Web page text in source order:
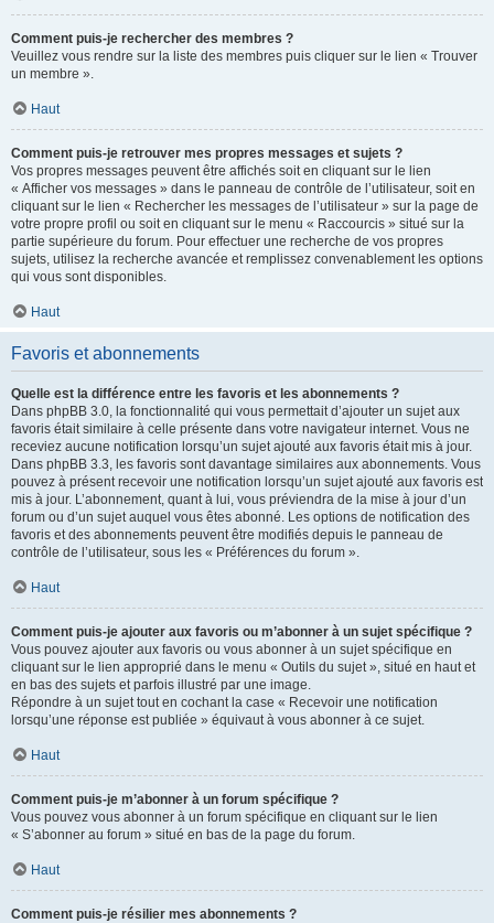
Comment puis-je rechercher des membres ?
Veuillez vous rendre sur la liste des membres puis cliquer sur le lien « Trouver
un membre ».
Haut
Comment puis-je retrouver mes propres messages et sujets ?
Vos propres messages peuvent être affichés soit en cliquant sur le lien
« Afficher vos messages » dans le panneau de contrôle de l’utilisateur, soit en
cliquant sur le lien « Rechercher les messages de l’utilisateur » sur la page de
votre propre profil ou soit en cliquant sur le menu « Raccourcis » situé sur la
partie supérieure du forum. Pour effectuer une recherche de vos propres
sujets, utilisez la recherche avancée et remplissez convenablement les options
qui vous sont disponibles.
Haut
Favoris et abonnements
Quelle est la différence entre les favoris et les abonnements ?
Dans phpBB 3.0, la fonctionnalité qui vous permettait d’ajouter un sujet aux
favoris était similaire à celle présente dans votre navigateur internet. Vous ne
receviez aucune notification lorsqu’un sujet ajouté aux favoris était mis à jour.
Dans phpBB 3.3, les favoris sont davantage similaires aux abonnements. Vous
pouvez à présent recevoir une notification lorsqu’un sujet ajouté aux favoris est
mis à jour. L’abonnement, quant à lui, vous préviendra de la mise à jour d’un
forum ou d’un sujet auquel vous êtes abonné. Les options de notification des
favoris et des abonnements peuvent être modifiés depuis le panneau de
contrôle de l’utilisateur, sous les « Préférences du forum ».
Haut
Comment puis-je ajouter aux favoris ou m’abonner à un sujet spécifique ?
Vous pouvez ajouter aux favoris ou vous abonner à un sujet spécifique en
cliquant sur le lien approprié dans le menu « Outils du sujet », situé en haut et
en bas des sujets et parfois illustré par une image.
Répondre à un sujet tout en cochant la case « Recevoir une notification
lorsqu’une réponse est publiée » équivaut à vous abonner à ce sujet.
Haut
Comment puis-je m’abonner à un forum spécifique ?
Vous pouvez vous abonner à un forum spécifique en cliquant sur le lien
« S’abonner au forum » situé en bas de la page du forum.
Haut
Comment puis-je résilier mes abonnements ?